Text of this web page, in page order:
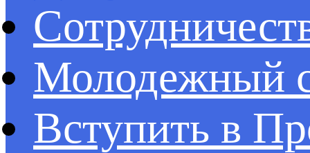
Молодежный
Вступить в